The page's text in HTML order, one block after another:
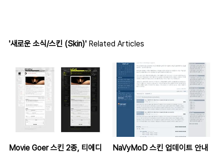
'새로운 소식/스킨 (Skin)' Related Articles
Movie Goer 스킨 2종, 티에디
NaVyMoD 스킨 업데이트 안내